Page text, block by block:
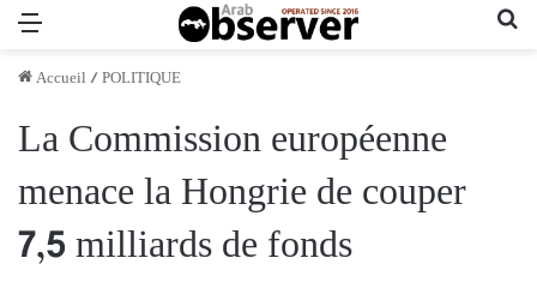
Accueil /POLITIQUE
La Commission européenne
menace la Hongrie de couper
7,5 milliards de fonds